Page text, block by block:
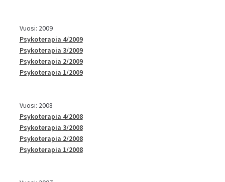
Vuosi: 2009
Psykoterapia 4/2009
Psykoterapia 3/2009
Psykoterapia 2/2009
Psykoterapia 1/2009
Vuosi: 2008
Psykoterapia 4/2008
Psykoterapia 3/2008
Psykoterapia 2/2008
Psykoterapia 1/2008